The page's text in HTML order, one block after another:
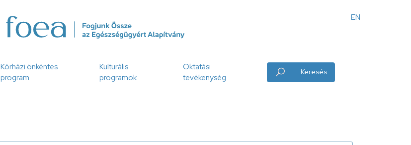
Angol
EN
Kórházi önkéntes
program
Kulturális
programok
Oktatási
tevékenység
Keresés